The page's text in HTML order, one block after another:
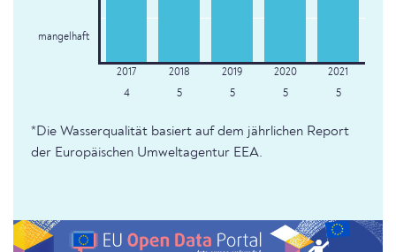
mangelhaft
4 5 5 5 5
*Die Wasserqualität basiert auf dem jährlichen Report
der Europäischen Umweltagentur EEA.